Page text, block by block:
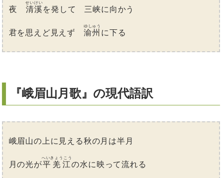
夜 清溪
せいけい
を発して 三峡に向かう
君を思えど見えず 渝州
ゆしゅう
に下る
『峨眉山月歌』の現代語訳
峨眉山の上に見える秋の月は半月
月の光が平羌江
へいきょうこう
の水に映って流れる